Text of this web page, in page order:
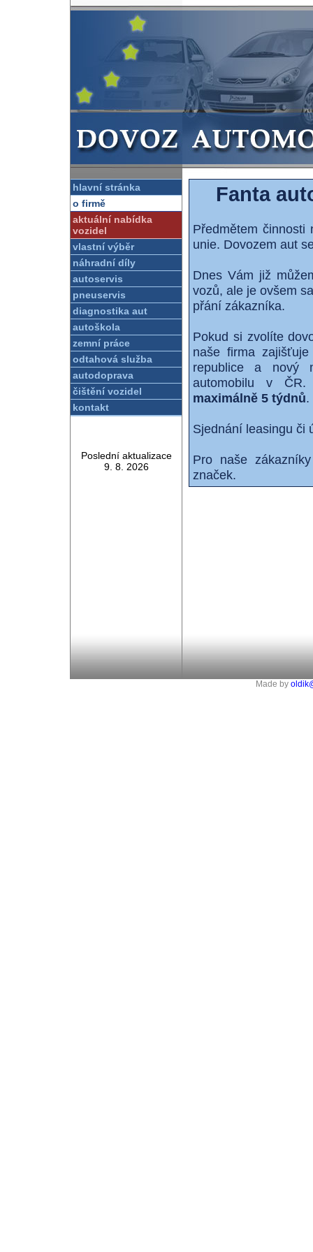
hlavní stránka
o firmě
aktuální nabídka
vozidel
vlastní výběr
náhradní díly
autoservis
pneuservis
diagnostika aut
autoškola
zemní práce
odtahová služba
autodoprava
čištění vozidel
kontakt
Poslední aktualizace
9. 8. 2026
Fanta
Předmětem
unie. Dovozem aut
Dnes Vám již
vozů, ale je ovšem
přání zákazníka.
Pokud si zvolíte
naše firma
republice a nový
automobilu v
maximálně 5 týdnů.
Sjednání leasingu či
Pro naše
značek.
Made by